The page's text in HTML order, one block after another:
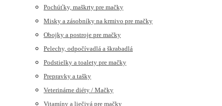
Pochúťky, maškrty pre mačky
Misky a zásobníky na krmivo pre mačky
Obojky a postroje pre mačky
Pelechy, odpočívadlá a škrabadlá
Podstielky a toalety pre mačky
Prepravky a tašky
Veterinárne diéty / Mačky
Vitamíny a liečivá pre mačky